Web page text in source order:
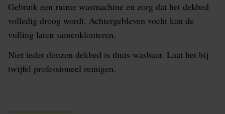
Gebruik een ruime wasmachine en zorg dat het dekbed
volledig droog wordt. Achtergebleven vocht kan de
vulling laten samenklonteren.
Niet ieder donzen dekbed is thuis wasbaar. Laat het bij
twijfel professioneel reinigen.